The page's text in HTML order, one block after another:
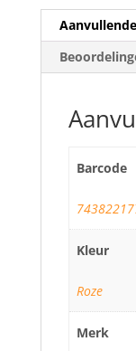
Barcode
Kleur
Roze
Merk